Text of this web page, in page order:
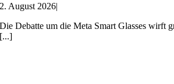
2. August 2026|
Die Debatte um die Meta Smart Glasses wirft
[...]